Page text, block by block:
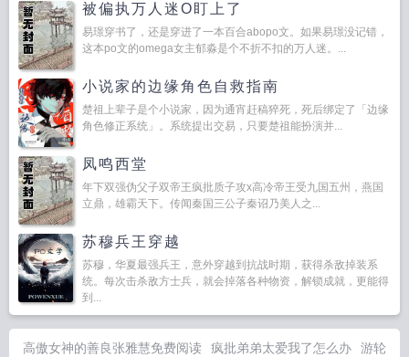
被偏执万人迷O盯上了
易璟穿书了，还是穿进了一本百合abopo文。如果易璟没记错，
这本po文的omega女主郁淼是个不折不扣的万人迷。...
小说家的边缘角色自救指南
楚祖上辈子是个小说家，因为通宵赶稿猝死，死后绑定了「边缘
角色修正系统」。系统提出交易，只要楚祖能扮演并...
凤鸣西堂
年下双强伪父子双帝王疯批质子攻x高冷帝王受九国五州，燕国
立鼎，雄霸天下。传闻秦国三公子秦诏乃美人之...
苏穆兵王穿越
苏穆，华夏最强兵王，意外穿越到抗战时期，获得杀敌掉装系
统。每次击杀敌方士兵，就会掉落各种物资，解锁成就，更能得
到...
高傲女神的善良张雅慧免费阅读 疯批弟弟太爱我了怎么办 游轮